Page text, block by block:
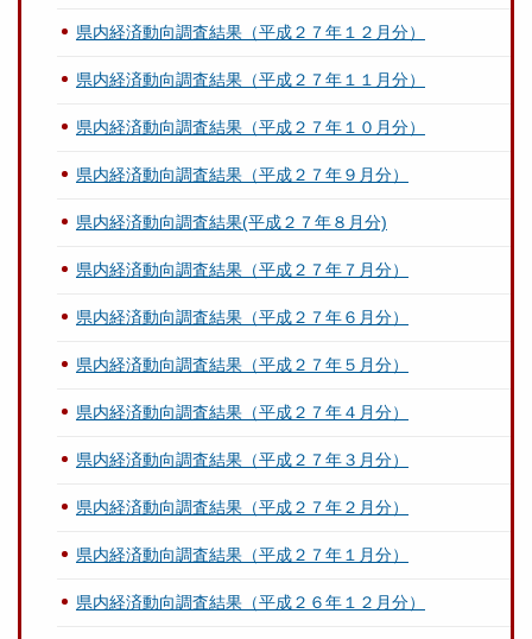
県内経済動向調査結果（平成２７年１２月分）
県内経済動向調査結果（平成２７年１１月分）
県内経済動向調査結果（平成２７年１０月分）
県内経済動向調査結果（平成２７年９月分）
県内経済動向調査結果(平成２７年８月分)
県内経済動向調査結果（平成２７年７月分）
県内経済動向調査結果（平成２７年６月分）
県内経済動向調査結果（平成２７年５月分）
県内経済動向調査結果（平成２７年４月分）
県内経済動向調査結果（平成２７年３月分）
県内経済動向調査結果（平成２７年２月分）
県内経済動向調査結果（平成２７年１月分）
県内経済動向調査結果（平成２６年１２月分）